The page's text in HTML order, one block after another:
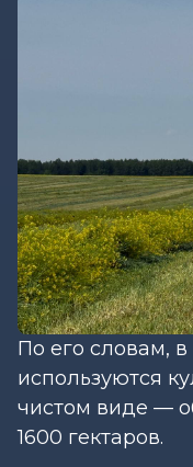
По его словам,
используются
чистом виде —
1600 гектаров.